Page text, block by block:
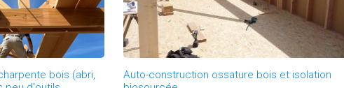
bois (abri,
Auto-construction ossature bois et isolation